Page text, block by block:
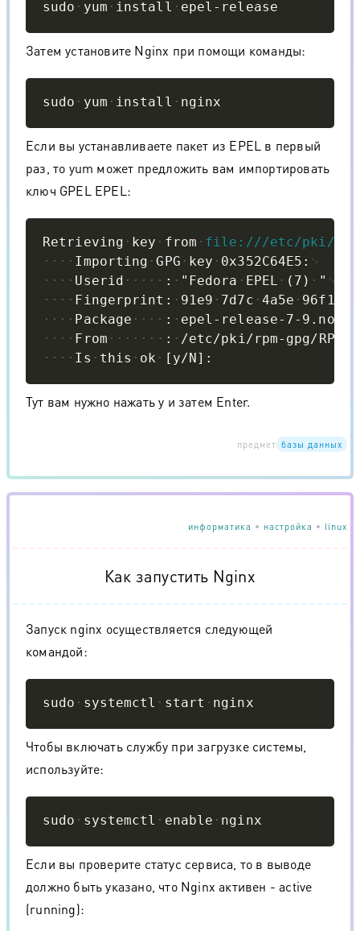
sudo yum install epel-release
Затем установите Nginx при помощи команды:
sudo yum install nginx
Если вы устанавливаете пакет из EPEL в первый
раз, то yum может предложить вам импортировать
ключ GPEL EPEL:
Retrieving key from
file:///etc/pki/rpm-
Importing
GPG key
0x352C64E5:
Userid
: "Fedora EPEL (7)
"
Fingerprint:
91e9 7d7c 4a5e 96f1
Package
:
epel-release-7-
From
:
/etc/pki/rpm-gpg/RPM-
Is
this ok [y/N]:
Copy
Тут вам нужно нажать y и затем Enter.
предмет базы данных
информатика • настройка • linux
Как запустить Nginx
Запуск nginx осуществляется следующей
командой:
sudo systemctl start nginx
Чтобы включать службу при загрузке системы,
используйте:
sudo systemctl enable nginx
Если вы проверите статус сервиса, то в выводе
должно быть указано, что Nginx активен - active
(running):